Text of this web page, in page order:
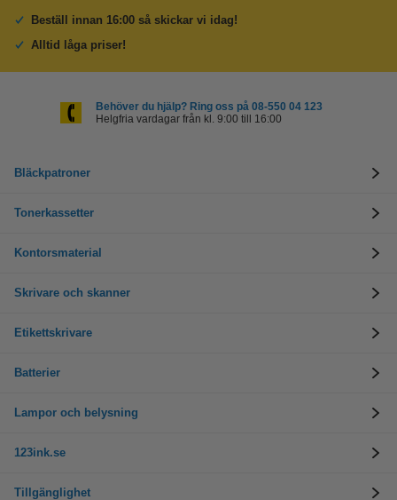
Beställ innan 16:00 så skickar vi idag!
Alltid låga priser!
Behöver du hjälp? Ring oss på 08-550 04 123
Helgfria vardagar från kl. 9:00 till 16:00
Bläckpatroner
Tonerkassetter
Kontorsmaterial
Skrivare och skanner
Etikettskrivare
Batterier
Lampor och belysning
123ink.se
Tillgänglighet